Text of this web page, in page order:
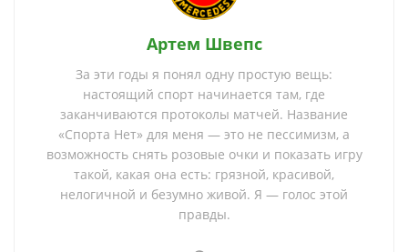
Артем Швепс
За эти годы я понял одну простую вещь:
настоящий спорт начинается там, где
заканчиваются протоколы матчей. Название
«Спорта Нет» для меня — это не пессимизм, а
возможность снять розовые очки и показать игру
такой, какая она есть: грязной, красивой,
нелогичной и безумно живой. Я — голос этой
правды.